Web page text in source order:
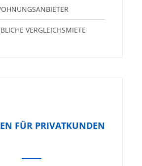
VERGLEICHSMIETE
FÜR PRIVATKUNDEN